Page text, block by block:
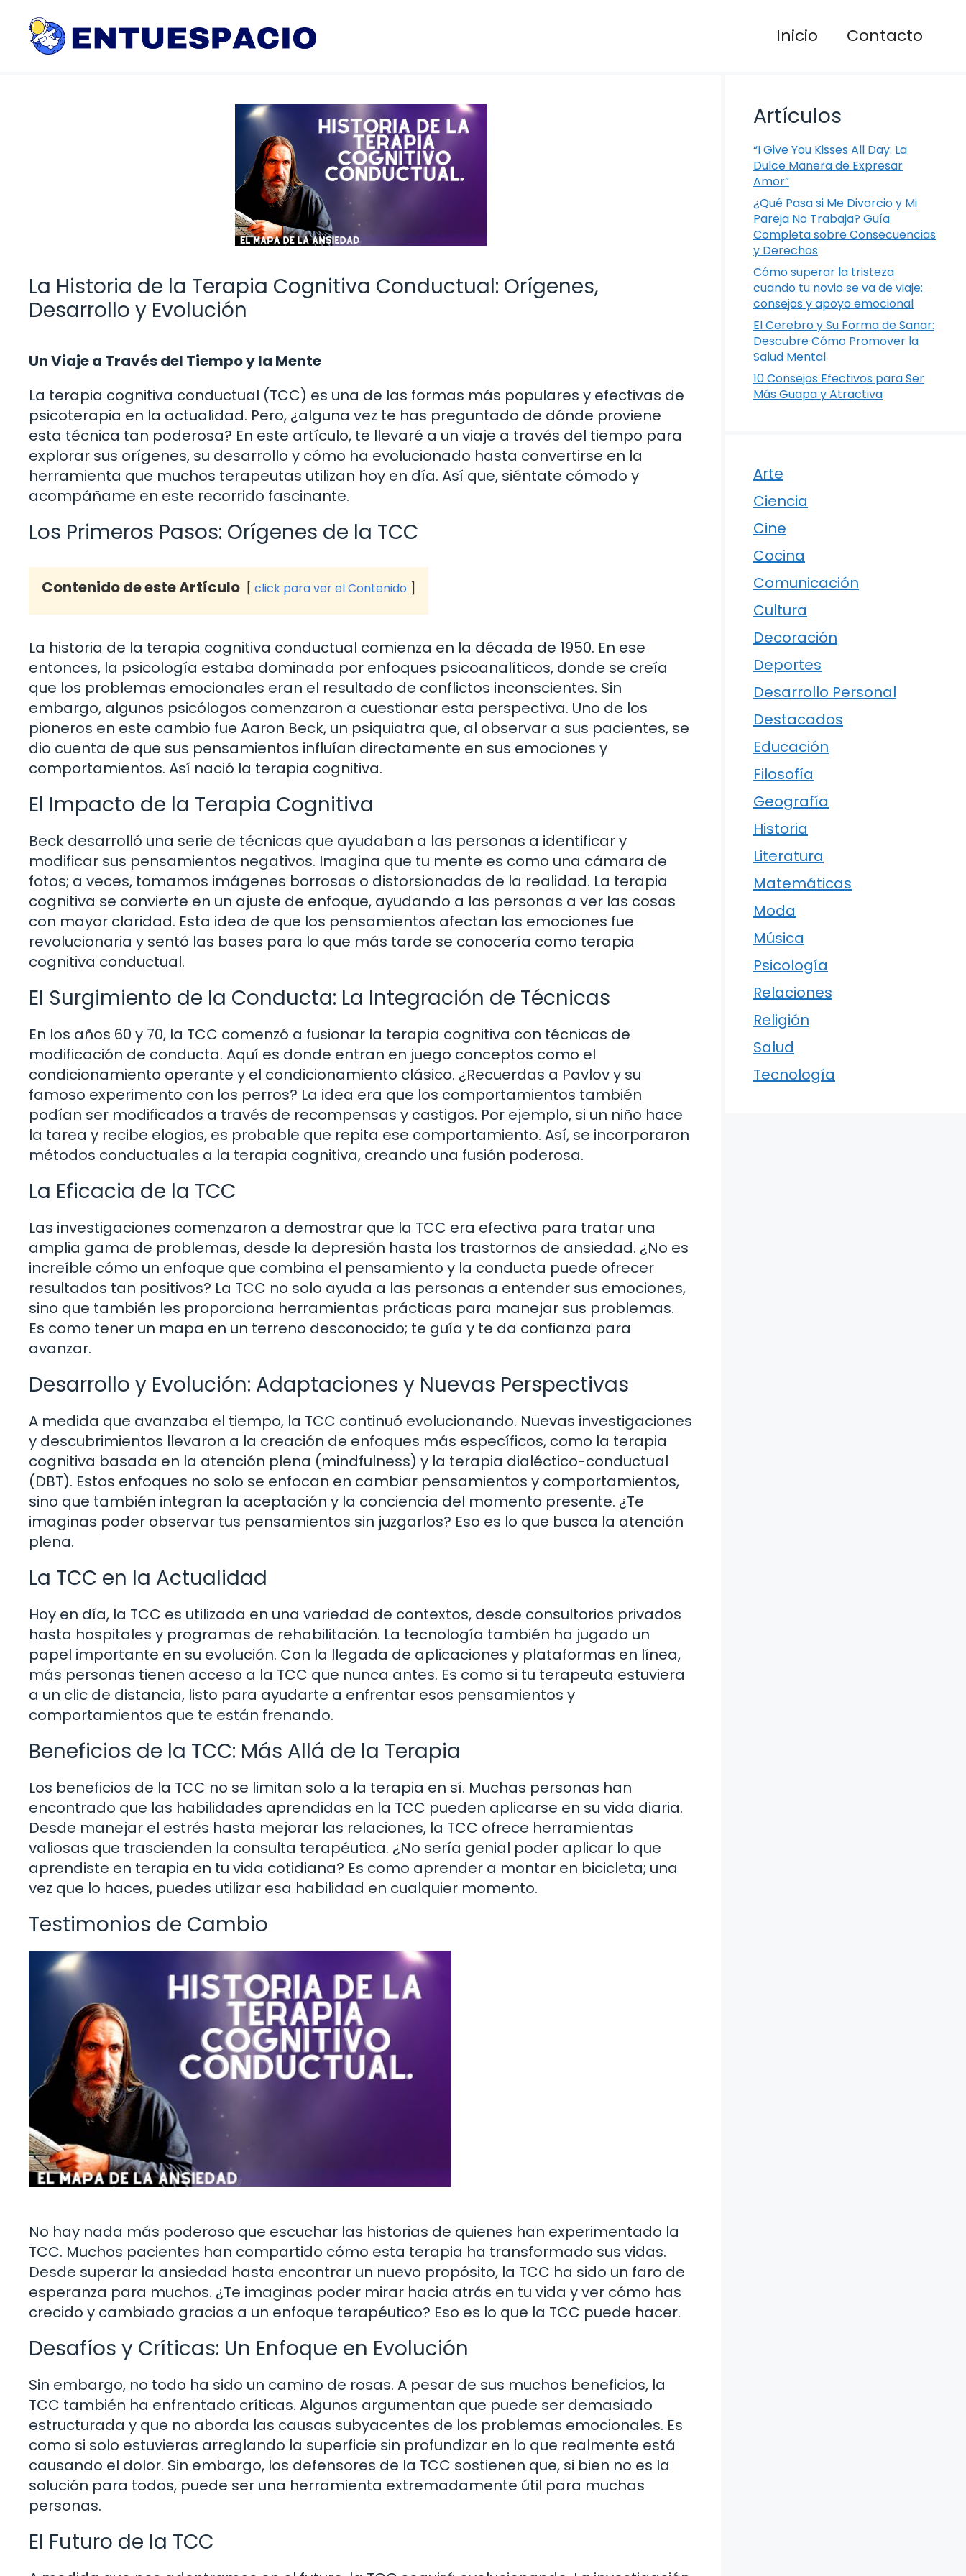
contenido
Inicio Contacto
La Historia de la Terapia Cognitiva Conductual: Orígenes,
Desarrollo y Evolución
Un Viaje a Través del Tiempo y la Mente
La terapia cognitiva conductual (TCC) es una de las formas más populares y efectivas de
psicoterapia en la actualidad. Pero, ¿alguna vez te has preguntado de dónde proviene
esta técnica tan poderosa? En este artículo, te llevaré a un viaje a través del tiempo para
explorar sus orígenes, su desarrollo y cómo ha evolucionado hasta convertirse en la
herramienta que muchos terapeutas utilizan hoy en día. Así que, siéntate cómodo y
acompáñame en este recorrido fascinante.
Los Primeros Pasos: Orígenes de la TCC
Contenido de este Artículo click para ver el Contenido
La historia de la terapia cognitiva conductual comienza en la década de 1950. En ese
entonces, la psicología estaba dominada por enfoques psicoanalíticos, donde se creía
que los problemas emocionales eran el resultado de conflictos inconscientes. Sin
embargo, algunos psicólogos comenzaron a cuestionar esta perspectiva. Uno de los
pioneros en este cambio fue Aaron Beck, un psiquiatra que, al observar a sus pacientes, se
dio cuenta de que sus pensamientos influían directamente en sus emociones y
comportamientos. Así nació la terapia cognitiva.
El Impacto de la Terapia Cognitiva
Beck desarrolló una serie de técnicas que ayudaban a las personas a identificar y
modificar sus pensamientos negativos. Imagina que tu mente es como una cámara de
fotos; a veces, tomamos imágenes borrosas o distorsionadas de la realidad. La terapia
cognitiva se convierte en un ajuste de enfoque, ayudando a las personas a ver las cosas
con mayor claridad. Esta idea de que los pensamientos afectan las emociones fue
revolucionaria y sentó las bases para lo que más tarde se conocería como terapia
cognitiva conductual.
El Surgimiento de la Conducta: La Integración de Técnicas
En los años 60 y 70, la TCC comenzó a fusionar la terapia cognitiva con técnicas de
modificación de conducta. Aquí es donde entran en juego conceptos como el
condicionamiento operante y el condicionamiento clásico. ¿Recuerdas a Pavlov y su
famoso experimento con los perros? La idea era que los comportamientos también
podían ser modificados a través de recompensas y castigos. Por ejemplo, si un niño hace
la tarea y recibe elogios, es probable que repita ese comportamiento. Así, se incorporaron
métodos conductuales a la terapia cognitiva, creando una fusión poderosa.
La Eficacia de la TCC
Las investigaciones comenzaron a demostrar que la TCC era efectiva para tratar una
amplia gama de problemas, desde la depresión hasta los trastornos de ansiedad. ¿No es
increíble cómo un enfoque que combina el pensamiento y la conducta puede ofrecer
resultados tan positivos? La TCC no solo ayuda a las personas a entender sus emociones,
sino que también les proporciona herramientas prácticas para manejar sus problemas.
Es como tener un mapa en un terreno desconocido; te guía y te da confianza para
avanzar.
Desarrollo y Evolución: Adaptaciones y Nuevas Perspectivas
A medida que avanzaba el tiempo, la TCC continuó evolucionando. Nuevas investigaciones
y descubrimientos llevaron a la creación de enfoques más específicos, como la terapia
cognitiva basada en la atención plena (mindfulness) y la terapia dialéctico-conductual
(DBT). Estos enfoques no solo se enfocan en cambiar pensamientos y comportamientos,
sino que también integran la aceptación y la conciencia del momento presente. ¿Te
imaginas poder observar tus pensamientos sin juzgarlos? Eso es lo que busca la atención
plena.
La TCC en la Actualidad
Hoy en día, la TCC es utilizada en una variedad de contextos, desde consultorios privados
hasta hospitales y programas de rehabilitación. La tecnología también ha jugado un
papel importante en su evolución. Con la llegada de aplicaciones y plataformas en línea,
más personas tienen acceso a la TCC que nunca antes. Es como si tu terapeuta estuviera
a un clic de distancia, listo para ayudarte a enfrentar esos pensamientos y
comportamientos que te están frenando.
Beneficios de la TCC: Más Allá de la Terapia
Los beneficios de la TCC no se limitan solo a la terapia en sí. Muchas personas han
encontrado que las habilidades aprendidas en la TCC pueden aplicarse en su vida diaria.
Desde manejar el estrés hasta mejorar las relaciones, la TCC ofrece herramientas
valiosas que trascienden la consulta terapéutica. ¿No sería genial poder aplicar lo que
aprendiste en terapia en tu vida cotidiana? Es como aprender a montar en bicicleta; una
vez que lo haces, puedes utilizar esa habilidad en cualquier momento.
Testimonios de Cambio
No hay nada más poderoso que escuchar las historias de quienes han experimentado la
TCC. Muchos pacientes han compartido cómo esta terapia ha transformado sus vidas.
Desde superar la ansiedad hasta encontrar un nuevo propósito, la TCC ha sido un faro de
esperanza para muchos. ¿Te imaginas poder mirar hacia atrás en tu vida y ver cómo has
crecido y cambiado gracias a un enfoque terapéutico? Eso es lo que la TCC puede hacer.
Desafíos y Críticas: Un Enfoque en Evolución
Sin embargo, no todo ha sido un camino de rosas. A pesar de sus muchos beneficios, la
TCC también ha enfrentado críticas. Algunos argumentan que puede ser demasiado
estructurada y que no aborda las causas subyacentes de los problemas emocionales. Es
como si solo estuvieras arreglando la superficie sin profundizar en lo que realmente está
causando el dolor. Sin embargo, los defensores de la TCC sostienen que, si bien no es la
solución para todos, puede ser una herramienta extremadamente útil para muchas
personas.
El Futuro de la TCC
Artículos
“I Give You Kisses All Day: La
Dulce Manera de Expresar
Amor”
¿Qué Pasa si Me Divorcio y Mi
Pareja No Trabaja? Guía
Completa sobre Consecuencias
y Derechos
Cómo superar la tristeza
cuando tu novio se va de viaje:
consejos y apoyo emocional
El Cerebro y Su Forma de Sanar:
Descubre Cómo Promover la
Salud Mental
10 Consejos Efectivos para Ser
Más Guapa y Atractiva
Arte
Ciencia
Cine
Cocina
Comunicación
Cultura
Decoración
Deportes
Desarrollo Personal
Destacados
Educación
Filosofía
Geografía
Historia
Literatura
Matemáticas
Moda
Música
Psicología
Relaciones
Religión
Salud
Tecnología